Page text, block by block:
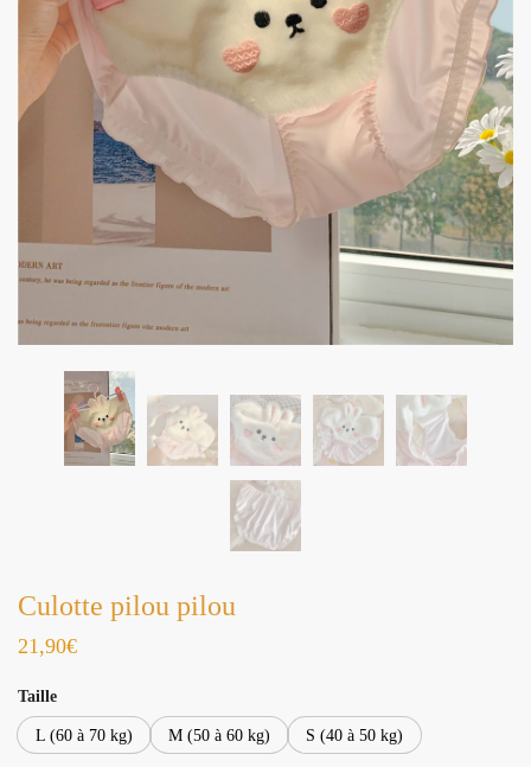
Culotte pilou pilou
21,90€
Taille
L (60 à 70 kg) M (50 à 60 kg) S (40 à 50 kg)